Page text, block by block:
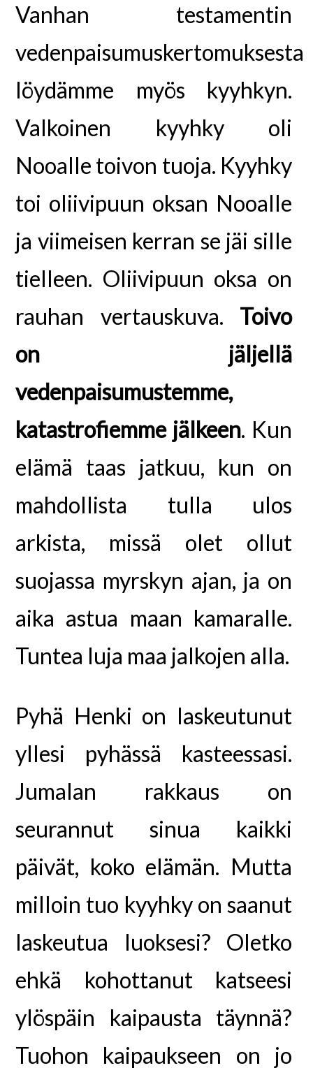
Vanhan testamentin
vedenpaisumuskertomuksesta
löydämme myös kyyhkyn.
Valkoinen kyyhky oli
Nooalle toivon tuoja. Kyyhky
toi oliivipuun oksan Nooalle
ja viimeisen kerran se jäi sille
tielleen. Oliivipuun oksa on
rauhan vertauskuva. Toivo
on jäljellä
vedenpaisumustemme,
katastrofiemme jälkeen. Kun
elämä taas jatkuu, kun on
mahdollista tulla ulos
arkista, missä olet ollut
suojassa myrskyn ajan, ja on
aika astua maan kamaralle.
Tuntea luja maa jalkojen alla.
Pyhä Henki on laskeutunut
yllesi pyhässä kasteessasi.
Jumalan rakkaus on
seurannut sinua kaikki
päivät, koko elämän. Mutta
milloin tuo kyyhky on saanut
laskeutua luoksesi? Oletko
ehkä kohottanut katseesi
ylöspäin kaipausta täynnä?
Tuohon kaipaukseen on jo